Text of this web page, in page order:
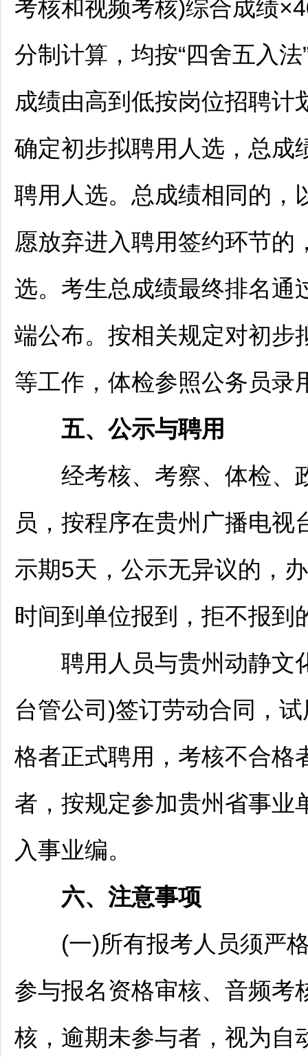
考核和视频考核)综合成绩
分制计算，均按“四舍五入
成绩由高到低按岗位招聘计
确定初步拟聘用人选，总成
聘用人选。总成绩相同的，
愿放弃进入聘用签约环节的
选。考生总成绩最终排名通
端公布。按相关规定对初步
等工作，体检参照公务员录
五、公示与聘用
经考核、考察、体检、
员，按程序在贵州广播电
示期5天，公示无异议的，
时间到单位报到，拒不报到
聘用人员与贵州动静文
台管公司)签订劳动合同，
格者正式聘用，考核不合格
者，按规定参加贵州省事业
入事业编。
六、注意事项
(一)所有报考人员须严格
参与报名资格审核、音频考
核，逾期未参与者，视为自